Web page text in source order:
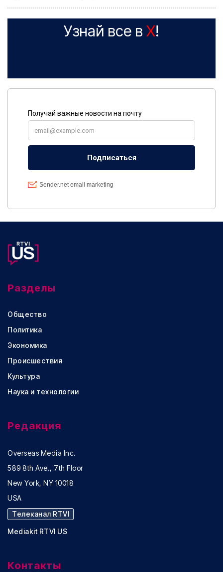
Узнай все в X!
Разделы
Общество
Политика
Экономика
Происшествия
Культура
Наука и технологии
Редакция
Overseas Media Inc.
589 8th Ave., 7th Floor
New York, NY 10018
USA
Телеканал RTVI
Mediakit RTVI US
Контакты